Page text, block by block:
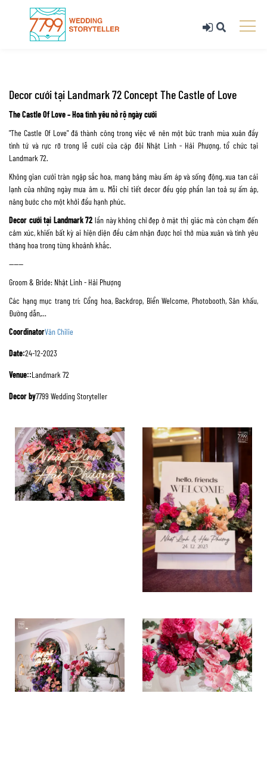
Decor cưới tại Landmark 72 Concept The Castle of Love
The Castle Of Love – Hoa tình yêu nở rộ ngày cưới
"The Castle Of Love" đã thành công trong việc vẽ nên một bức tranh mùa xuân đầy
tình tứ và rực rỡ trong lễ cưới của cặp đôi Nhật Linh - Hải Phượng, tổ chức tại
Landmark 72.
Không gian cưới tràn ngập sắc hoa, mang bảng màu ấm áp và sống động, xua tan cái
lạnh của những ngày mưa âm u. Mỗi chi tiết decor đều góp phần lan toả sự ấm áp,
nâng bước cho một khởi đầu hạnh phúc.
Decor cưới tại Landmark 72 lần này không chỉ đẹp ở mặt thị giác mà còn chạm đến
cảm xúc, khiến bất kỳ ai hiện diện đều cảm nhận được hơi thở mùa xuân và tình yêu
thăng hoa trong từng khoảnh khắc.
———
Groom & Bride: Nhật Linh - Hải Phượng
Các hạng mục trang trí: Cổng hoa, Backdrop, Biển Welcome, Photobooth, Sân khấu,
Đường dẫn,…
CoordinatorVân Chilie
Date:24-12-2023
Venue::Landmark 72
Decor by7799 Wedding Storyteller